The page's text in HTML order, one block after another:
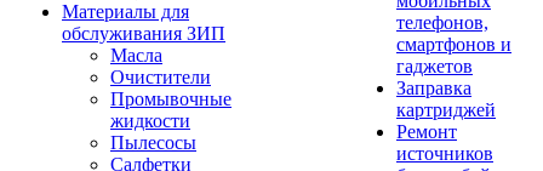
Материалы для
обслуживания ЗИП
Масла
Очистители
Промывочные
жидкости
Пылесосы
Салфетки
телефонов,
смартфонов и
гаджетов
Заправка
картриджей
Ремонт
источников